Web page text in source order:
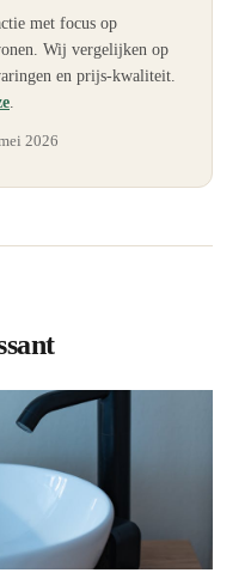
met focus op
Wij vergelijken op
en prijs-kwaliteit.
.
2026